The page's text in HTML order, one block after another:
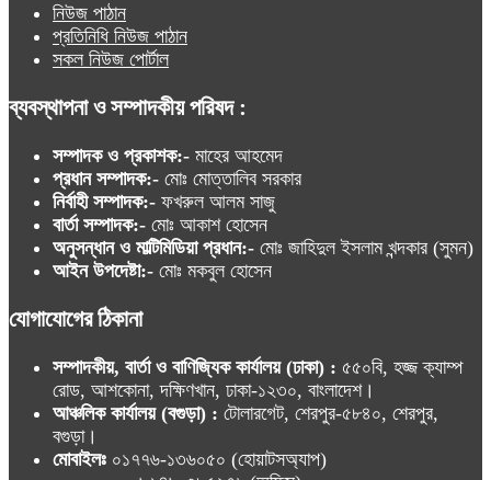
নিউজ পাঠান
প্রতিনিধি নিউজ পাঠান
সকল নিউজ পোর্টাল
ব্যবস্থাপনা ও সম্পাদকীয় পরিষদ :
সম্পাদক ও প্রকাশক:- মাহের আহমেদ
প্রধান সম্পাদক:- মোঃ মোত্তালিব সরকার
নির্বাহী সম্পাদক:- ফখরুল আলম সাজু
বার্তা সম্পাদক:- মোঃ আকাশ হোসেন
অনুসন্ধান ও মাল্টিমিডিয়া প্রধান:- মোঃ জাহিদুল ইসলাম খন্দকার (সুমন)
আইন উপদেষ্টা:- মোঃ মকবুল হোসেন
যোগাযোগের ঠিকানা
সম্পাদকীয়, বার্তা ও বাণিজ্যিক কার্যালয় (ঢাকা) : ৫৫০বি, হজ্জ ক্যাম্প
রোড, আশকোনা, দক্ষিণখান, ঢাকা-১২৩০, বাংলাদেশ।
আঞ্চলিক কার্যালয় (বগুড়া) : টোলারগেট, শেরপুর-৫৮৪০, শেরপুর,
বগুড়া।
মোবাইলঃ ০১৭৭৬-১৩৬০৫০ (হোয়াটসঅ্যাপ)